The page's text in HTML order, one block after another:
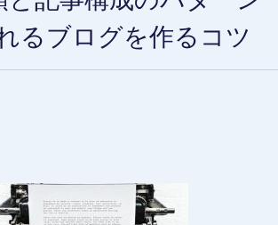
るブログを作るコツ